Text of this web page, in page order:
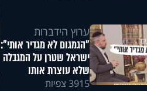
ערוץ הידברות
"הגמגום לא מגדיר אותי":
ישראל שטרן על המגבלה
שלא עוצרת אותו
3915 צפיות